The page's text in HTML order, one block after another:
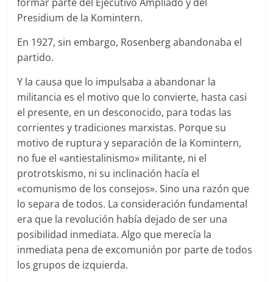
Presidium de la Komintern.
En 1927, sin embargo, Rosenberg abandonaba el
partido.
Y la causa que lo impulsaba a abandonar la
militancia es el motivo que lo convierte, hasta casi
el presente, en un desconocido, para todas las
corrientes y tradiciones marxistas. Porque su
motivo de ruptura y separación de la Komintern,
no fue el «antiestalinismo» militante, ni el
protrotskismo, ni su inclinación hacía el
«comunismo de los consejos». Sino una razón que
lo separa de todos. La consideración fundamental
era que la revolución había dejado de ser una
posibilidad inmediata. Algo que merecía la
inmediata pena de excomunión por parte de todos
los grupos de izquierda.